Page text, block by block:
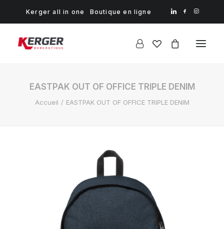
Kerger all in one Boutique en ligne
EASTPAK OUT OF OFFICE TRIPLE DENIM
Accueil EASTPAK OUT OF OFFICE TRIPLE DENIM